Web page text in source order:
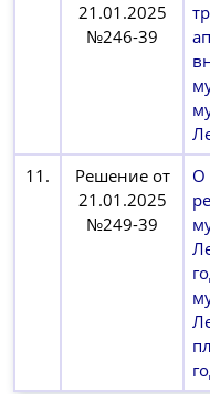
21.01.2025
№246-39
11.
Решение от
21.01.2025
№249-39
О